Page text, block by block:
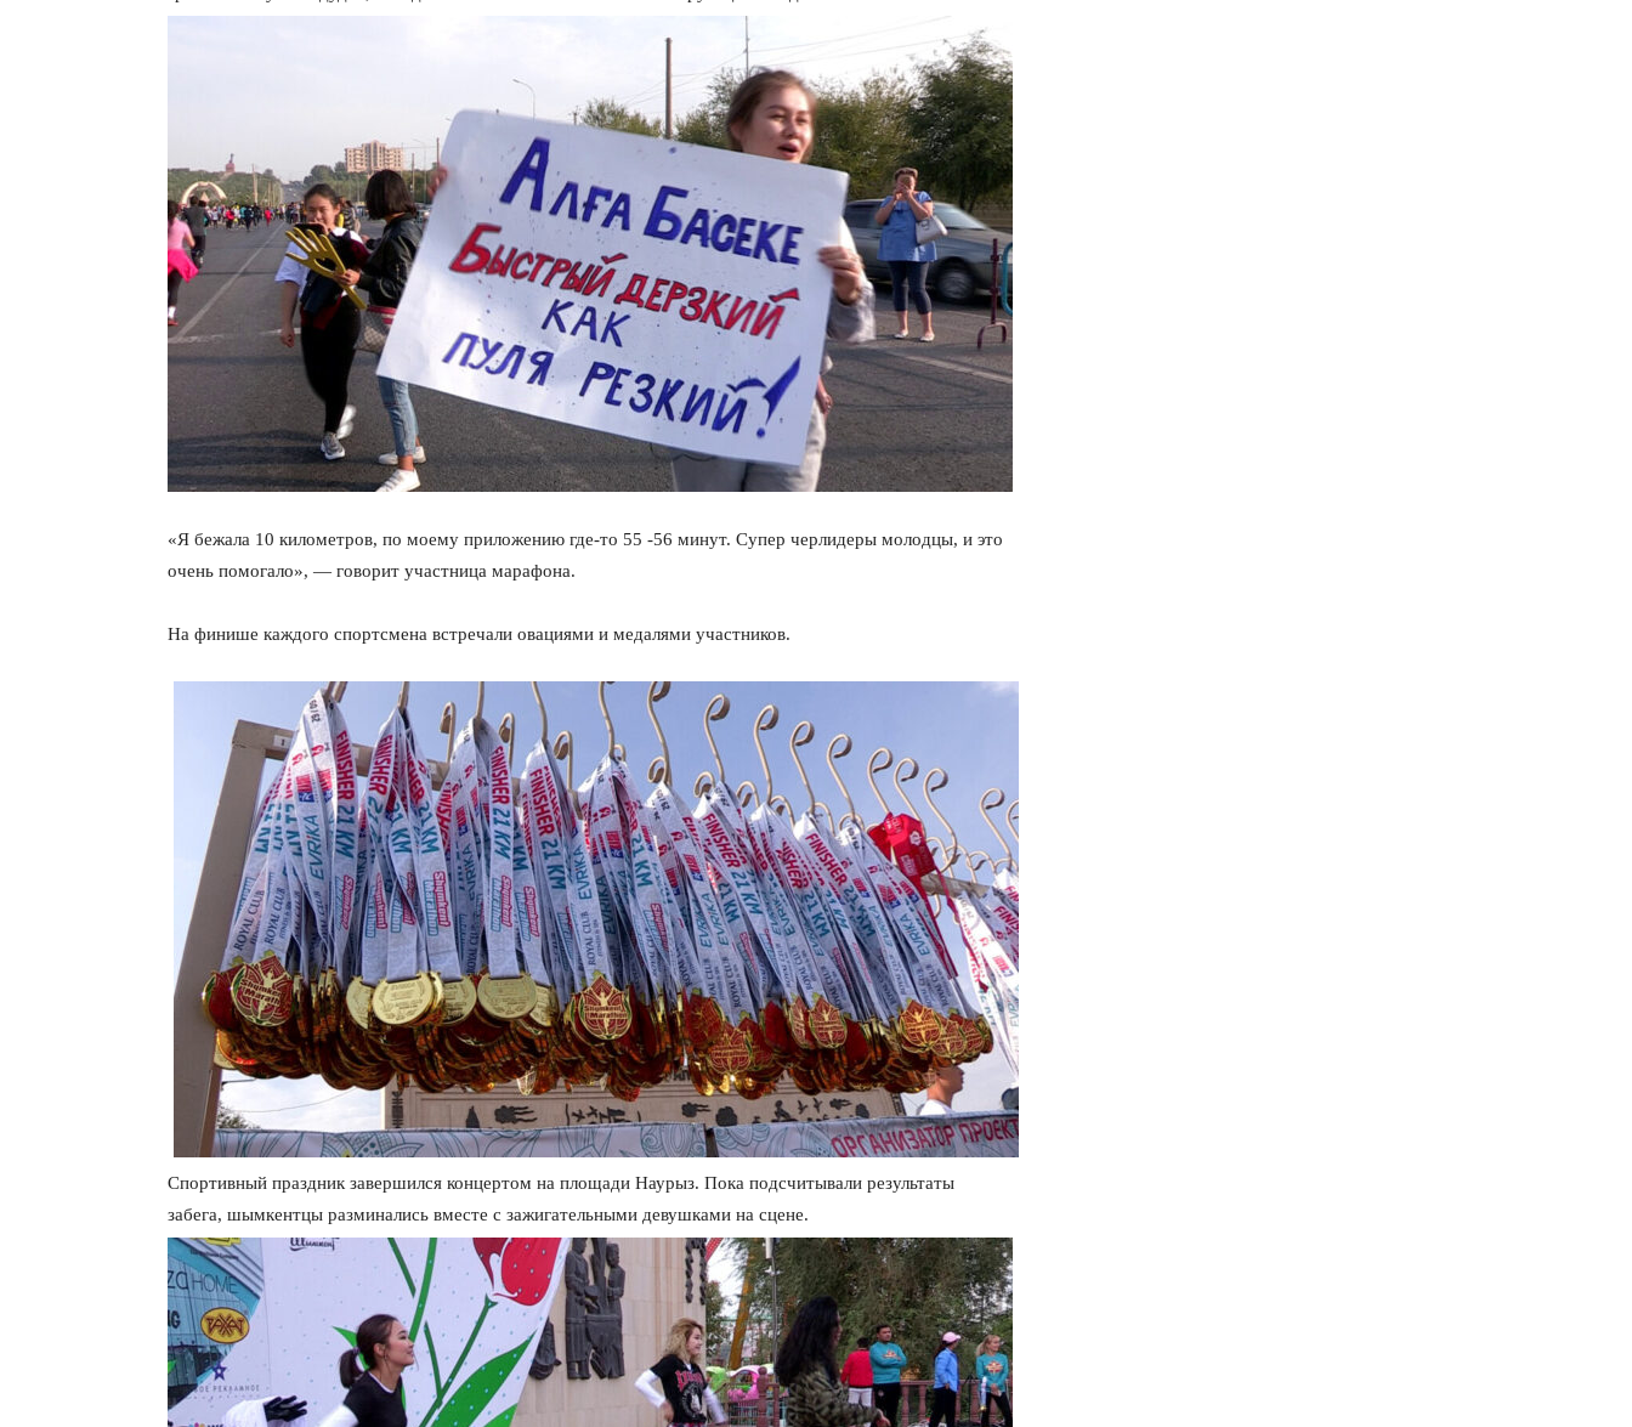
«Я бежала 10 километров, по моему приложению где-то 55 -56 минут. Супер черлидеры молодцы, и это
очень помогало», — говорит участница марафона.
На финише каждого спортсмена встречали овациями и медалями участников.
Спортивный праздник завершился концертом на площади Наурыз. Пока подсчитывали результаты
забега, шымкентцы разминались вместе с зажигательными девушками на сцене.